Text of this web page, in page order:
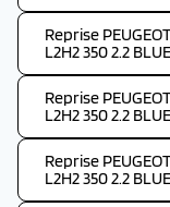
Reprise
L2H2 350 2.2
Reprise
L2H2 350 2.2
Reprise
L2H2 350 2.2